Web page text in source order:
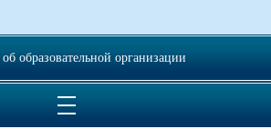
Светофорчик»
образовательной организации